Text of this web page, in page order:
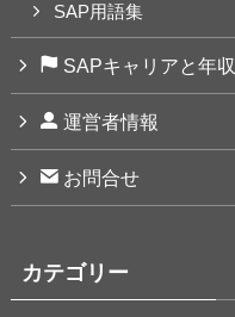
SAP用語集
SAPキャリアと年収
運営者情報
お問合せ
カテゴリー